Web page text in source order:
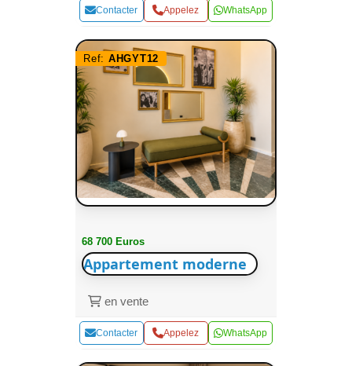
Contacter Appelez WhatsApp
Ref: AHGYT12
68 700 Euros
Appartement moderne
en vente
Contacter Appelez WhatsApp